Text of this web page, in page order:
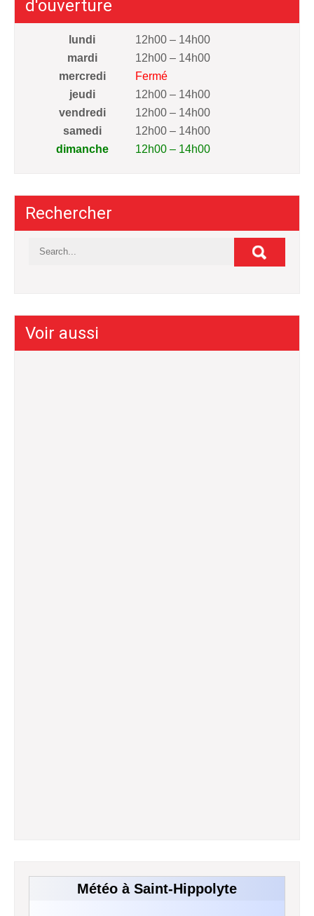
d'ouverture
lundi
12h00 – 14h00
mardi
12h00 – 14h00
mercredi
Fermé
jeudi
12h00 – 14h00
vendredi
12h00 – 14h00
samedi
12h00 – 14h00
dimanche
12h00 – 14h00
Rechercher
Voir aussi
Météo à Saint-Hippolyte